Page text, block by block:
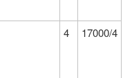
4 17000/4